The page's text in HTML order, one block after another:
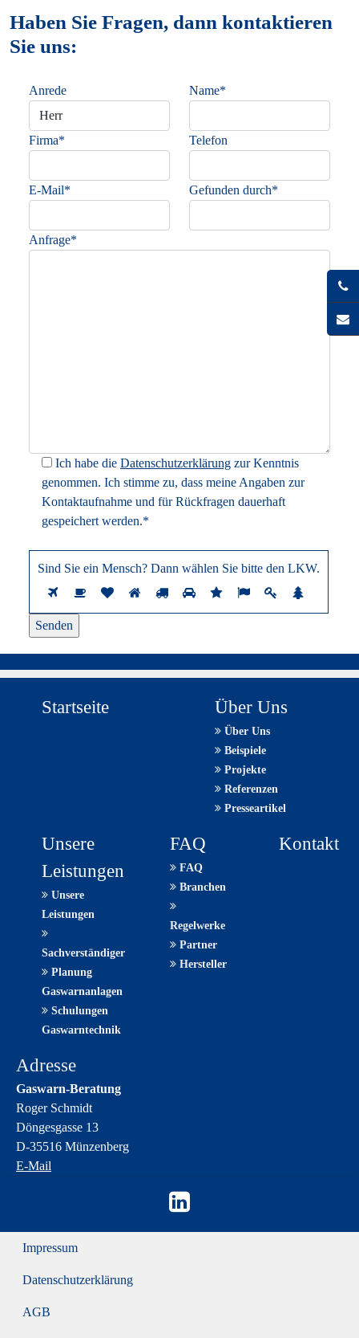
Haben Sie Fragen, dann kontaktieren
Sie uns:
Anrede Name*
Firma* Telefon
E-Mail* Gefunden durch*
Anfrage*
Ich habe die Datenschutzerklärung zur Kenntnis
genommen. Ich stimme zu, dass meine Angaben zur
Kontaktaufnahme und für Rückfragen dauerhaft
gespeichert werden.*
Sind Sie ein Mensch? Dann wählen Sie bitte den LKW.
Sind
ein
Sie
Startseite Über Uns
Über Uns
Beispiele
Projekte
Referenzen
Presseartikel
Unsere
Leistungen
Unsere
Leistungen
Sachverständiger
Planung
Gaswarnanlagen
Schulungen
Gaswarntechnik
FAQ
FAQ
Branchen
Regelwerke
Partner
Hersteller
Kontakt
Adresse
Gaswarn-Beratung
Roger Schmidt
Döngesgasse 13
D-35516 Münzenberg
E-Mail
Impressum
Datenschutzerklärung
AGB